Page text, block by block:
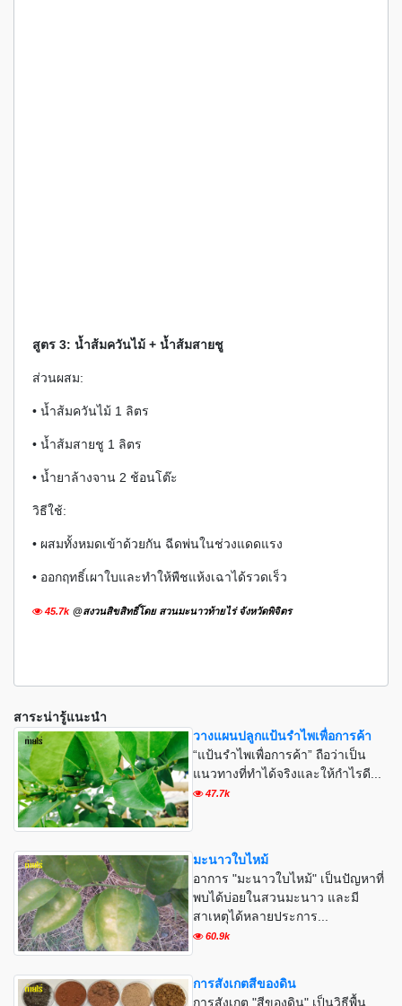
สูตร 3: น้ำส้มควันไม้ + น้ำส้มสายชู
ส่วนผสม:
• น้ำส้มควันไม้ 1 ลิตร
• น้ำส้มสายชู 1 ลิตร
• น้ำยาล้างจาน 2 ช้อนโต๊ะ
วิธีใช้:
• ผสมทั้งหมดเข้าด้วยกัน ฉีดพ่นในช่วงแดดแรง
• ออกฤทธิ์เผาใบและทำให้พืชแห้งเฉาได้รวดเร็ว
45.7k @สงวนสิขสิทธิ์โดย สวนมะนาวท้ายไร่ จังหวัดพิจิตร
สาระน่ารู้แนะนำ
วางแผนปลูกแป้นรำไพเพื่อการค้า
“แป้นรำไพเพื่อการค้า” ถือว่าเป็น
แนวทางที่ทำได้จริงและให้กำไรดี...
47.7k
มะนาวใบไหม้
อาการ "มะนาวใบไหม้" เป็นปัญหาที่
พบได้บ่อยในสวนมะนาว และมี
สาเหตุได้หลายประการ...
60.9k
การสังเกตสีของดิน
การสังเกต "สีของดิน" เป็นวิธีพื้น